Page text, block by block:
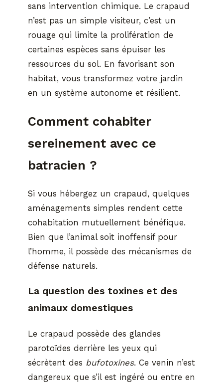
sans intervention chimique. Le crapaud
n’est pas un simple visiteur, c’est un
rouage qui limite la prolifération de
certaines espèces sans épuiser les
ressources du sol. En favorisant son
habitat, vous transformez votre jardin
en un système autonome et résilient.
Comment cohabiter
sereinement avec ce
batracien ?
Si vous hébergez un crapaud, quelques
aménagements simples rendent cette
cohabitation mutuellement bénéfique.
Bien que l’animal soit inoffensif pour
l’homme, il possède des mécanismes de
défense naturels.
La question des toxines et des
animaux domestiques
Le crapaud possède des glandes
parotoïdes derrière les yeux qui
sécrètent des bufotoxines. Ce venin n’est
dangereux que s’il est ingéré ou entre en